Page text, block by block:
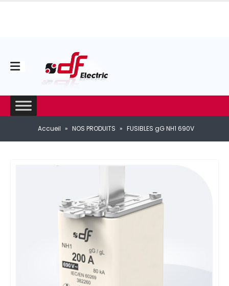
Accueil » NOS PRODUITS » FUSIBLES gG NH1 690V